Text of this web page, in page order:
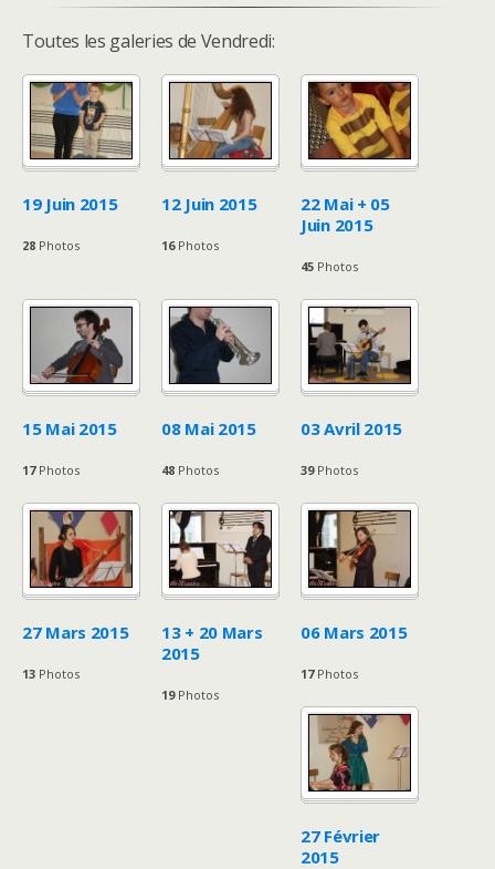
Toutes les galeries de Vendredi:
19 Juin 2015
28 Photos
12 Juin 2015
16Photos
22 Mai + 05
Juin 2015
45 Photos
15 Mai 2015
17Photos
08 Mai 2015
48 Photos
03 Avril 2015
39Photos
27 Mars 2015
13 Photos
13 + 20 Mars
2015
19Photos
06 Mars 2015
17Photos
27 Février
2015